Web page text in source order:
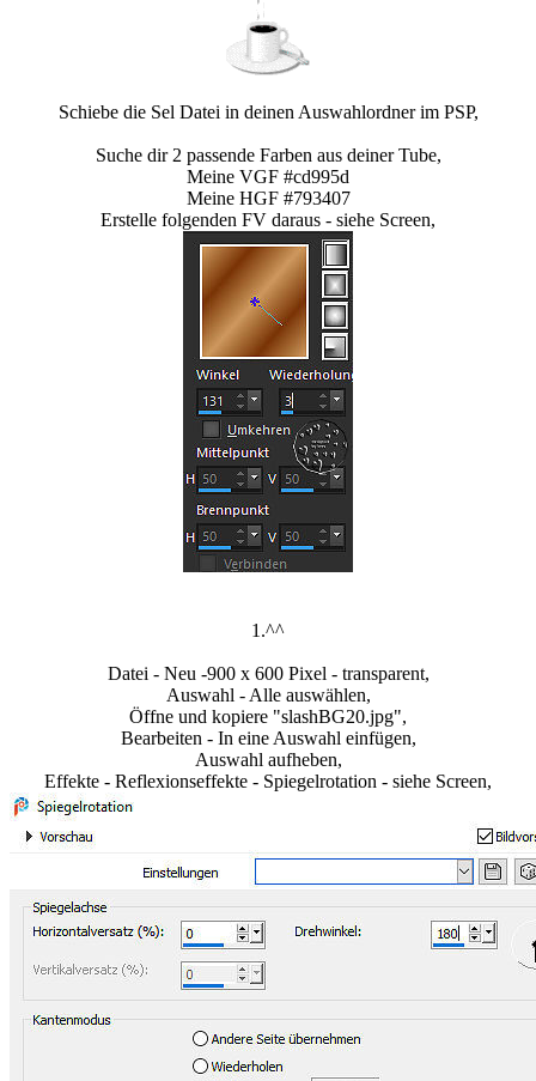
Schiebe die Sel Datei in deinen Auswahlordner im PSP,
Suche dir 2 passende Farben aus deiner Tube,
Meine VGF #cd995d
Meine HGF #793407
Erstelle folgenden FV daraus - siehe Screen,
1.^^
Datei - Neu -900 x 600 Pixel - transparent,
Auswahl - Alle auswählen,
Öffne und kopiere "slashBG20.jpg",
Bearbeiten - In eine Auswahl einfügen,
Auswahl aufheben,
Effekte - Reflexionseffekte - Spiegelrotation - siehe Screen,